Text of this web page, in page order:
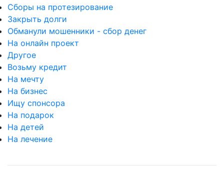
Сборы на протезирование
Закрыть долги
Обманули мошенники - сбор денег
На онлайн проект
Другое
Возьму кредит
На мечту
На бизнес
Ищу спонсора
На подарок
На детей
На лечение